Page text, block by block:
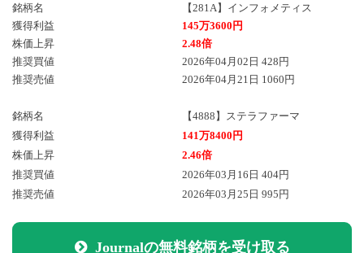
銘柄名
【281A】インフォメティス
獲得利益
145万3600円
株価上昇
2.48倍
推奨買値
2026年04月02日 428円
推奨売値
2026年04月21日 1060円
銘柄名
【4888】ステラファーマ
獲得利益
141万8400円
株価上昇
2.46倍
推奨買値
2026年03月16日 404円
推奨売値
2026年03月25日 995円
Journalの無料銘柄を受け取る